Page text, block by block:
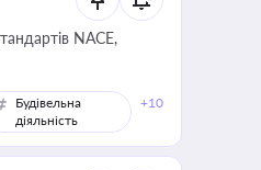
NACE,
Будівельна
діяльність
+10